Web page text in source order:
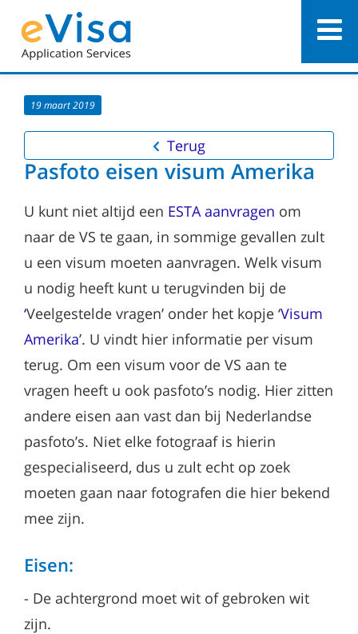
19 maart 2019
Terug
Pasfoto eisen visum Amerika
U kunt niet altijd een ESTA aanvragen om
naar de VS te gaan, in sommige gevallen zult
u een visum moeten aanvragen. Welk visum
u nodig heeft kunt u terugvinden bij de
‘Veelgestelde vragen’ onder het kopje ‘Visum
Amerika’. U vindt hier informatie per visum
terug. Om een visum voor de VS aan te
vragen heeft u ook pasfoto’s nodig. Hier zitten
andere eisen aan vast dan bij Nederlandse
pasfoto’s. Niet elke fotograaf is hierin
gespecialiseerd, dus u zult echt op zoek
moeten gaan naar fotografen die hier bekend
mee zijn.
Eisen:
- De achtergrond moet wit of gebroken wit
zijn.